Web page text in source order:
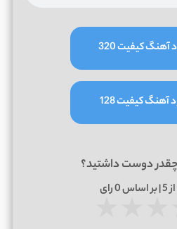
آهنگ کیفیت 320
آهنگ کیفیت 128
دوست داشتید؟
از 5 | بر اساس 0رای